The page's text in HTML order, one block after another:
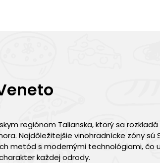
regiónom Talianska, ktorý sa
Najdôležitejšie vinohradnícke zóny sú
metód s modernými technológiami, čo
každej odrody.